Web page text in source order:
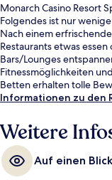
Monarch Casino Resort
Folgendes ist nur
Nach einem
Restaurants etwas
Bars/Lounges
Fitnessmöglichkeiten
Betten erhalten tolle
Informationen zu den
Weitere
Auf einen Blick